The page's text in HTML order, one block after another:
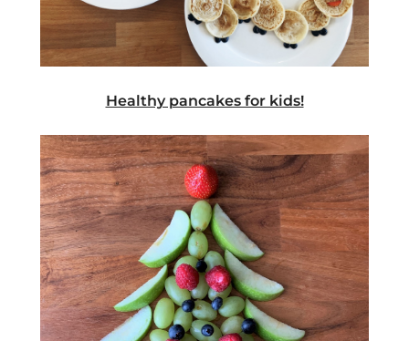
Healthy pancakes for kids!